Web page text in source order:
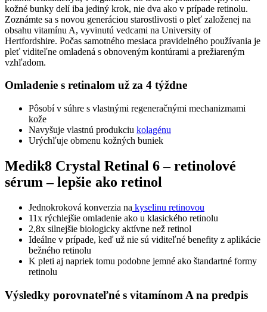
kožné bunky delí iba jediný krok, nie dva ako v prípade retinolu.
Zoznámte sa s novou generáciou starostlivosti o pleť založenej na
obsahu vitamínu A, vyvinutú vedcami na University of
Hertfordshire. Počas samotného mesiaca pravidelného používania je
pleť viditeľne omladená s obnoveným kontúrami a prežiareným
vzhľadom.
Omladenie s retinalom už za 4 týždne
Pôsobí v súhre s vlastnými regeneračnými mechanizmami
kože
Navyšuje vlastnú produkciu kolagénu
Urýchľuje obmenu kožných buniek
Medik8 Crystal Retinal 6 – retinolové
sérum – lepšie ako retinol
Jednokroková konverzia na kyselinu retinovou
11x rýchlejšie omladenie ako u klasického retinolu
2,8x silnejšie biologicky aktívne než retinol
Ideálne v prípade, keď už nie sú viditeľné benefity z aplikácie
bežného retinolu
K pleti aj napriek tomu podobne jemné ako štandartné formy
retinolu
Výsledky porovnateľné s vitamínom A na predpis